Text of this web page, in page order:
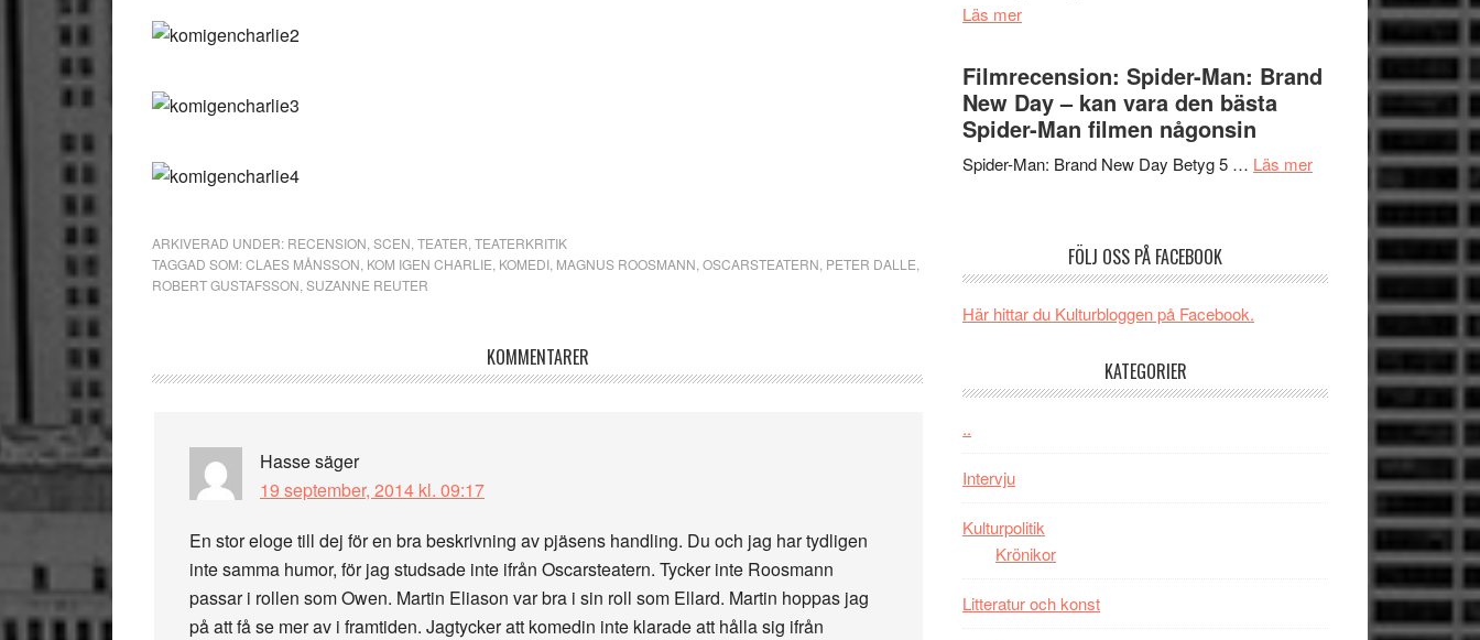
ARKIVERAD UNDER: RECENSION SCEN TEATER TEATERKRITIK
TAGGAD SOM:CLAES MÅNSSON KOM IGEN CHARLIE KOMEDI MAGNUS ROOSMANN OSCARSTEATERN PETER DALLE
ROBERT GUSTAFSSON SUZANNE REUTER
KOMMENTARER
Hassesäger
19 september, 2014 kl. 09:17
En stor eloge till dej för en bra beskrivning av pjäsens handling. Du och jag har tydligen
inte samma humor, för jag studsade inte ifrån Oscarsteatern. Tycker inte Roosmann
passar i rollen som Owen. Martin Eliason var bra i sin roll som Ellard. Martin hoppas jag
på att få se mer av i framtiden. Jagtycker att komedin inte klarade att hålla sig ifrån
välgjort
människans
mörker
imponerande
skådespelare
Läs merom
långfilmsdebut
ARNE
GOES
TO
världspremiär
i
Toronto
Filmrecension: Spider-Man: Brand
New Day – kan vara den bästa
Spider-Man filmen någonsin
Spider-Man: Brand New Day Betyg 5 … Läs merom
Filmrecension:
vara
någonsin
FÖLJ OSS PÅ FACEBOOK
Här hittar du Kulturbloggen på Facebook.
KATEGORIER
..
Intervju
Kulturpolitik
Krönikor
Litteratur och konst